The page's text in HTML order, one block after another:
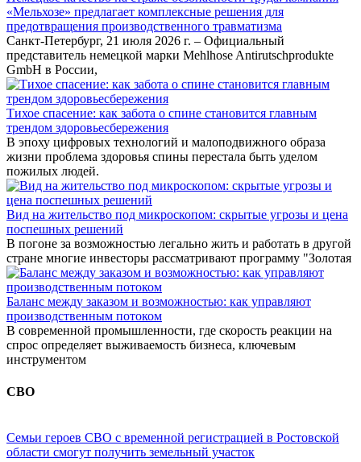
«Мельхозе» предлагает комплексные решения для
предотвращения производственного травматизма
Санкт-Петербург, 21 июля 2026 г. – Официальный
представитель немецкой марки Mehlhose Antirutschprodukte
GmbH в России,
Тихое спасение: как забота о спине становится главным
трендом здоровьесбережения
В эпоху цифровых технологий и малоподвижного образа
жизни проблема здоровья спины перестала быть уделом
пожилых людей.
Вид на жительство под микроскопом: скрытые угрозы и цена
поспешных решений
В погоне за возможностью легально жить и работать в другой
стране многие инвесторы рассматривают программу "Золотая
Баланс между заказом и возможностью: как управляют
производственным потоком
В современной промышленности, где скорость реакции на
спрос определяет выживаемость бизнеса, ключевым
инструментом
СВО
Семьи героев СВО с временной регистрацией в Ростовской
области смогут получить земельный участок